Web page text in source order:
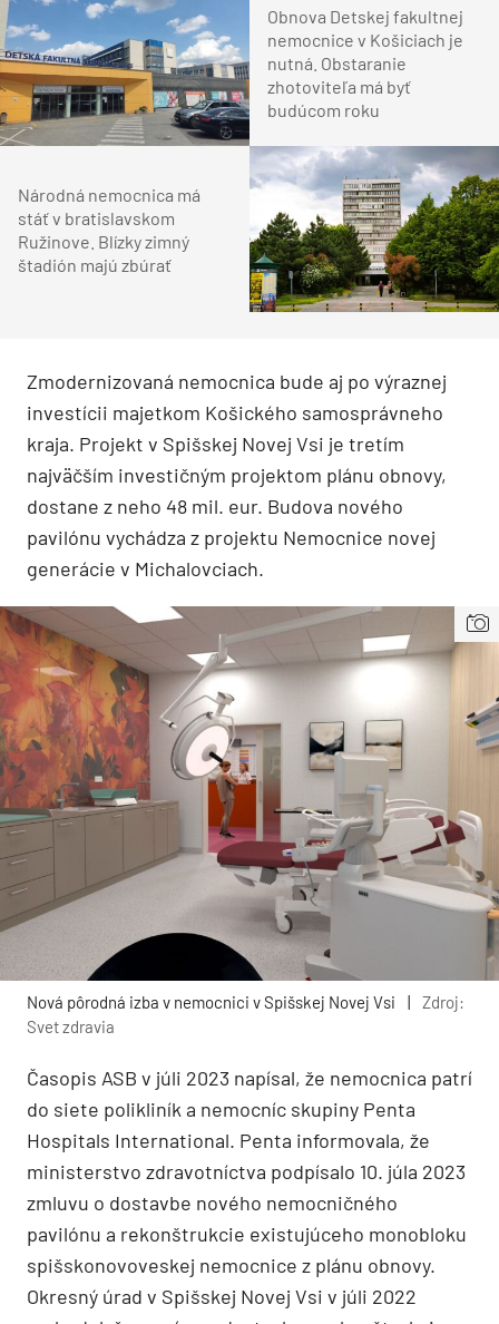
Obnova Detskej fakultnej
nemocnice v Košiciach je
nutná. Obstaranie
zhotoviteľa má byť
budúcom roku
Národná nemocnica má
stáť v bratislavskom
Ružinove. Blízky zimný
štadión majú zbúrať
Zmodernizovaná nemocnica bude aj po výraznej
investícii majetkom Košického samosprávneho
kraja. Projekt v Spišskej Novej Vsi je tretím
najväčším investičným projektom plánu obnovy,
dostane z neho 48 mil. eur. Budova nového
pavilónu vychádza z projektu Nemocnice novej
generácie v Michalovciach.
Nová pôrodná izba v nemocnici v Spišskej Novej Vsi
Zdroj:
Svet zdravia
Časopis ASB v júli 2023 napísal, že nemocnica patrí
do siete polikliník a nemocníc skupiny Penta
Hospitals International. Penta informovala, že
ministerstvo zdravotníctva podpísalo 10. júla 2023
zmluvu o dostavbe nového nemocničného
pavilónu a rekonštrukcie existujúceho monobloku
spišskonovoveskej nemocnice z plánu obnovy.
Okresný úrad v Spišskej Novej Vsi v júli 2022